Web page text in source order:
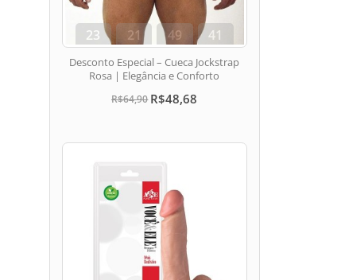
23
dias
21
hora
49
min
41
seg
Desconto Especial – Cueca Jockstrap
Rosa | Elegância e Conforto
R$64,90 R$48,68